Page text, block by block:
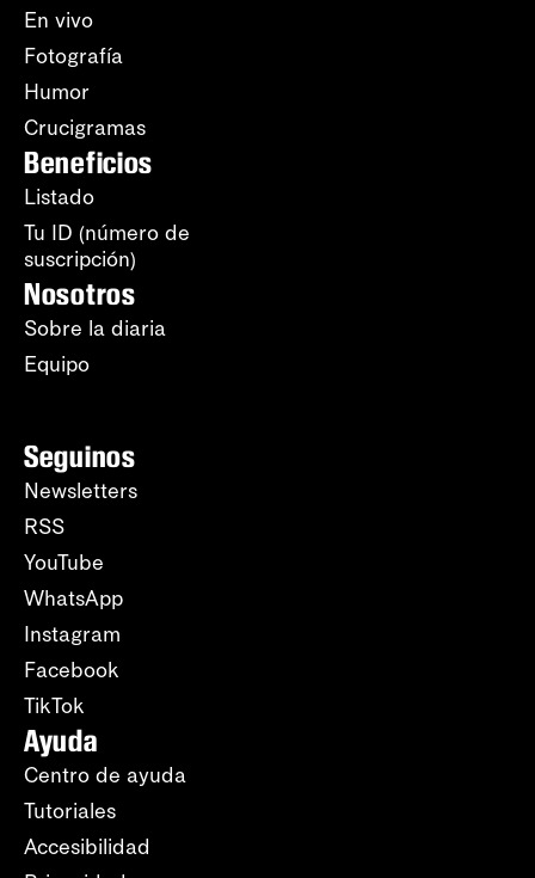
En vivo
Fotografía
Humor
Crucigramas
Beneficios
Listado
Tu ID (número de
suscripción)
Nosotros
Sobre la diaria
Equipo
Seguinos
Newsletters
RSS
YouTube
WhatsApp
Instagram
Facebook
TikTok
Ayuda
Centro de ayuda
Tutoriales
Accesibilidad